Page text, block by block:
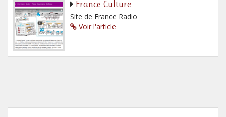
France Culture
Site de France Radio
Voir l'article